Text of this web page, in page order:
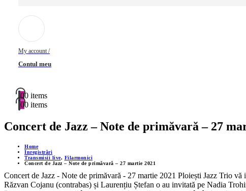
My account /
Contul meu
00 items
00 items
Concert de Jazz – Note de primăvară – 27
Home
Înregistrări
Transmisii live, Filarmonici
Concert de Jazz – Note de primăvară – 27 martie 2021
Concert de Jazz - Note de primăvară - 27 martie 2021 Ploiești Jazz Trio
Răzvan Cojanu (contrabas) și Laurențiu Ștefan o au invitată pe Nadia